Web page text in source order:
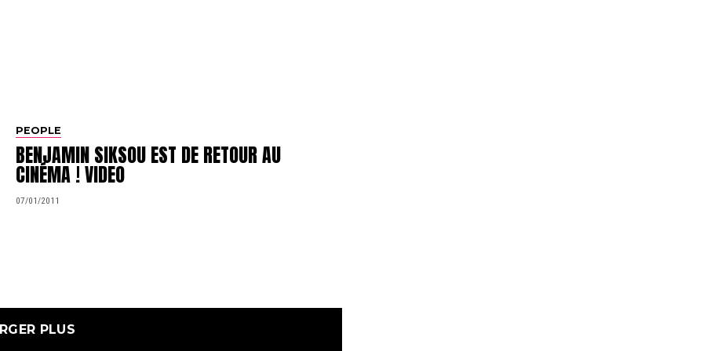
PEOPLE
BENJAMIN SIKSOU EST DE RETOUR AU
CINÉMA ! VIDEO
07/01/2011
PLUS